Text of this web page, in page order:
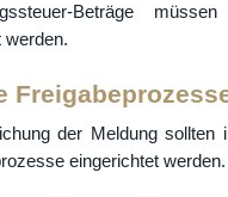
Beträge müssen
werden.
der Meldung sollten
eingerichtet werden.